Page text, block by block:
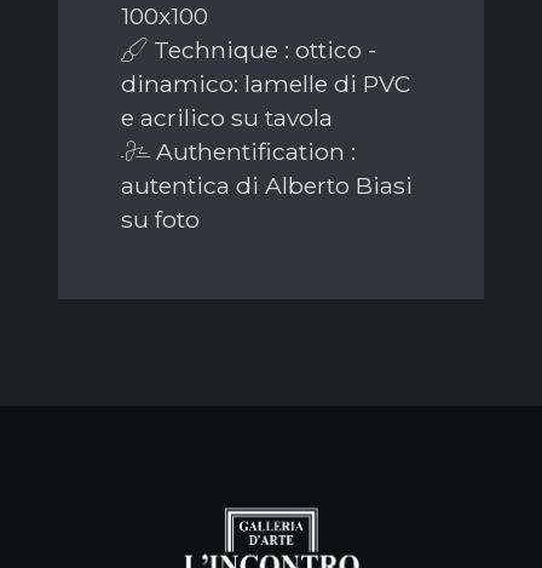
100x100
Technique : ottico -
dinamico: lamelle di PVC
e acrilico su tavola
Authentification :
autentica di Alberto Biasi
su foto